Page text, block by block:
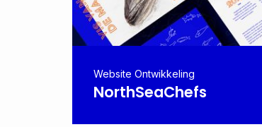
Website Ontwikkeling
NorthSeaChefs